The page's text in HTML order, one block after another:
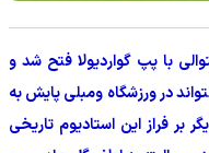
با پپ گواردیولا فتح شد و
در ورزشگاه ومبلی پایش به
بر فراز این استادیوم تاریخی